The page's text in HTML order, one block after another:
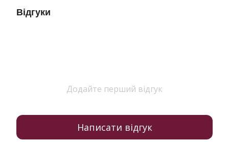
Відгуки
Додайте перший відгук
Написати відгук